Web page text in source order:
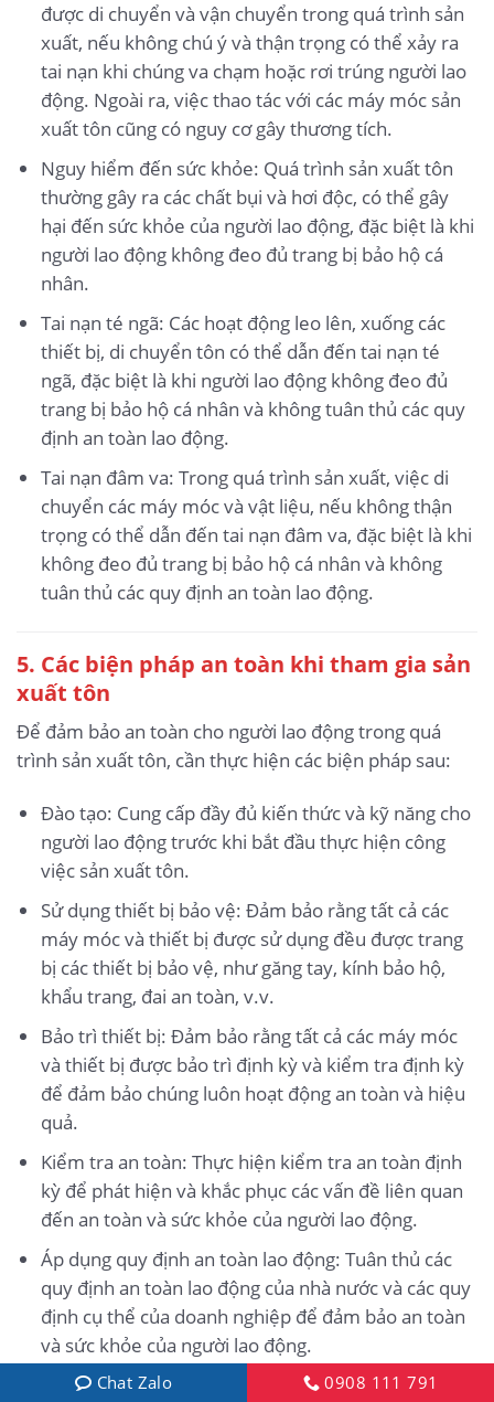
được di chuyển và vận chuyển trong quá trình sản
xuất, nếu không chú ý và thận trọng có thể xảy ra
tai nạn khi chúng va chạm hoặc rơi trúng người lao
động. Ngoài ra, việc thao tác với các máy móc sản
xuất tôn cũng có nguy cơ gây thương tích.
Nguy hiểm đến sức khỏe: Quá trình sản xuất tôn
thường gây ra các chất bụi và hơi độc, có thể gây
hại đến sức khỏe của người lao động, đặc biệt là khi
người lao động không đeo đủ trang bị bảo hộ cá
nhân.
Tai nạn té ngã: Các hoạt động leo lên, xuống các
thiết bị, di chuyển tôn có thể dẫn đến tai nạn té
ngã, đặc biệt là khi người lao động không đeo đủ
trang bị bảo hộ cá nhân và không tuân thủ các quy
định an toàn lao động.
Tai nạn đâm va: Trong quá trình sản xuất, việc di
chuyển các máy móc và vật liệu, nếu không thận
trọng có thể dẫn đến tai nạn đâm va, đặc biệt là khi
không đeo đủ trang bị bảo hộ cá nhân và không
tuân thủ các quy định an toàn lao động.
5. Các biện pháp an toàn khi tham gia sản
xuất tôn
Để đảm bảo an toàn cho người lao động trong quá
trình sản xuất tôn, cần thực hiện các biện pháp sau:
Đào tạo: Cung cấp đầy đủ kiến thức và kỹ năng cho
người lao động trước khi bắt đầu thực hiện công
việc sản xuất tôn.
Sử dụng thiết bị bảo vệ: Đảm bảo rằng tất cả các
máy móc và thiết bị được sử dụng đều được trang
bị các thiết bị bảo vệ, như găng tay, kính bảo hộ,
khẩu trang, đai an toàn, v.v.
Bảo trì thiết bị: Đảm bảo rằng tất cả các máy móc
và thiết bị được bảo trì định kỳ và kiểm tra định kỳ
để đảm bảo chúng luôn hoạt động an toàn và hiệu
quả.
Kiểm tra an toàn: Thực hiện kiểm tra an toàn định
kỳ để phát hiện và khắc phục các vấn đề liên quan
đến an toàn và sức khỏe của người lao động.
Áp dụng quy định an toàn lao động: Tuân thủ các
quy định an toàn lao động của nhà nước và các quy
định cụ thể của doanh nghiệp để đảm bảo an toàn
và sức khỏe của người lao động.
Điều chỉnh phương tiện vận chuyển: Điều chỉnh
Chat Zalo 0908 111 791